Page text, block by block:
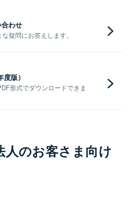
わせ
疑問にお答えします。
版）
形式でダウンロードできま
人のお客さま向け